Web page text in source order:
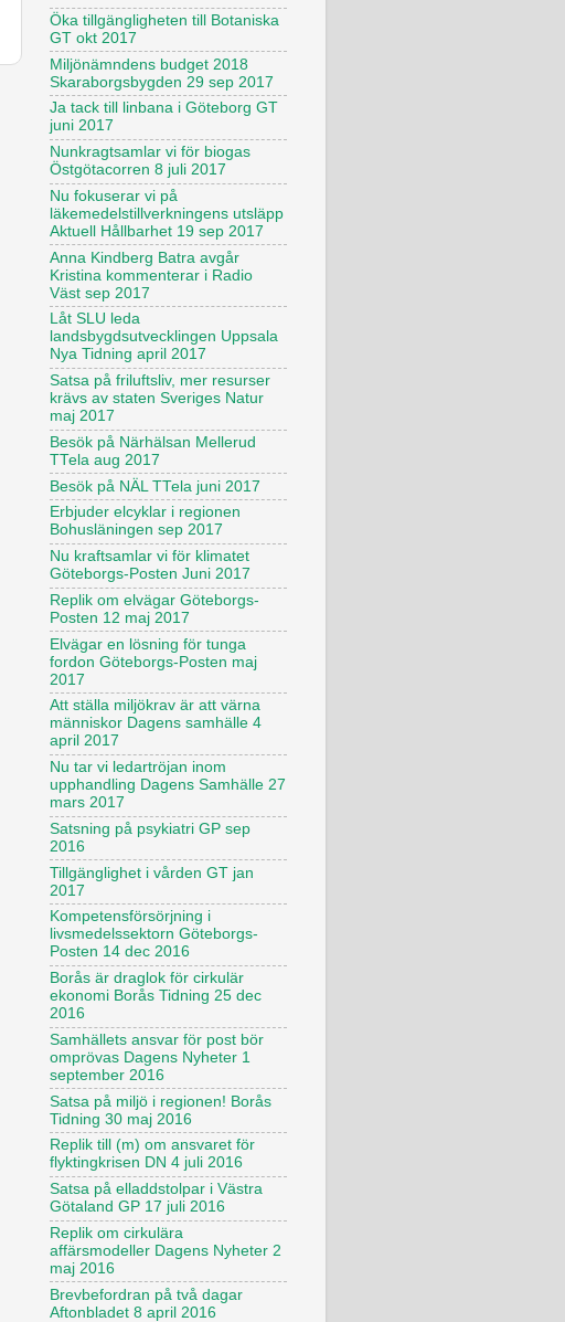
Öka tillgängligheten till Botaniska
GT okt 2017
Miljönämndens budget 2018
Skaraborgsbygden 29 sep 2017
Ja tack till linbana i Göteborg GT
juni 2017
Nunkragtsamlar vi för biogas
Östgötacorren 8 juli 2017
Nu fokuserar vi på
läkemedelstillverkningens utsläpp
Aktuell Hållbarhet 19 sep 2017
Anna Kindberg Batra avgår
Kristina kommenterar i Radio
Väst sep 2017
Låt SLU leda
landsbygdsutvecklingen Uppsala
Nya Tidning april 2017
Satsa på friluftsliv, mer resurser
krävs av staten Sveriges Natur
maj 2017
Besök på Närhälsan Mellerud
TTela aug 2017
Besök på NÄL TTela juni 2017
Erbjuder elcyklar i regionen
Bohusläningen sep 2017
Nu kraftsamlar vi för klimatet
Göteborgs-Posten Juni 2017
Replik om elvägar Göteborgs-
Posten 12 maj 2017
Elvägar en lösning för tunga
fordon Göteborgs-Posten maj
2017
Att ställa miljökrav är att värna
människor Dagens samhälle 4
april 2017
Nu tar vi ledartröjan inom
upphandling Dagens Samhälle 27
mars 2017
Satsning på psykiatri GP sep
2016
Tillgänglighet i vården GT jan
2017
Kompetensförsörjning i
livsmedelssektorn Göteborgs-
Posten 14 dec 2016
Borås är draglok för cirkulär
ekonomi Borås Tidning 25 dec
2016
Samhällets ansvar för post bör
omprövas Dagens Nyheter 1
september 2016
Satsa på miljö i regionen! Borås
Tidning 30 maj 2016
Replik till (m) om ansvaret för
flyktingkrisen DN 4 juli 2016
Satsa på elladdstolpar i Västra
Götaland GP 17 juli 2016
Replik om cirkulära
affärsmodeller Dagens Nyheter 2
maj 2016
Brevbefordran på två dagar
Aftonbladet 8 april 2016